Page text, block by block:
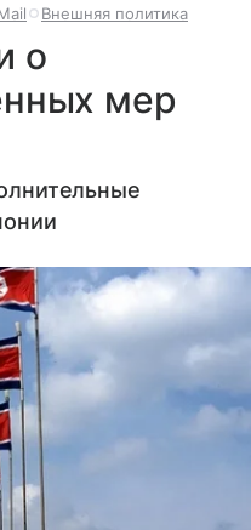
Внешняя политика
о
мер